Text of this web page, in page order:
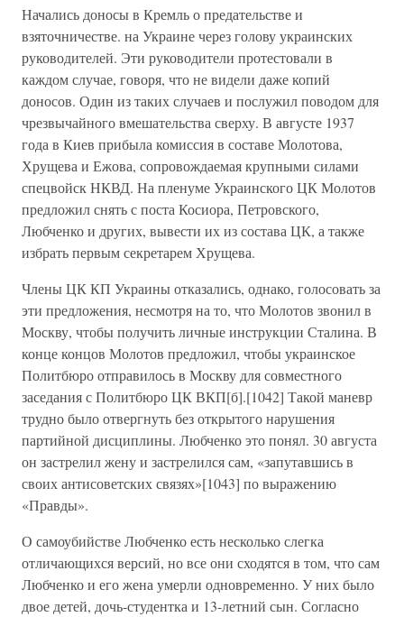
Начались доносы в Кремль о предательстве и
взяточничестве. на Украине через голову украинских
руководителей. Эти руководители протестовали в
каждом случае, говоря, что не видели даже копий
доносов. Один из таких случаев и послужил поводом для
чрезвычайного вмешательства сверху. В августе 1937
года в Киев прибыла комиссия в составе Молотова,
Хрущева и Ежова, сопровождаемая крупными силами
спецвойск НКВД. На пленуме Украинского ЦК Молотов
предложил снять с поста Косиора, Петровского,
Любченко и других, вывести их из состава ЦК, а также
избрать первым секретарем Хрущева.
Члены ЦК КП Украины отказались, однако, голосовать за
эти предложения, несмотря на то, что Молотов звонил в
Москву, чтобы получить личные инструкции Сталина. В
конце концов Молотов предложил, чтобы украинское
Политбюро отправилось в Москву для совместного
заседания с Политбюро ЦК ВКП[б].[1042] Такой маневр
трудно было отвергнуть без открытого нарушения
партийной дисциплины. Любченко это понял. 30 августа
он застрелил жену и застрелился сам, «запутавшись в
своих антисоветских связях»[1043] по выражению
«Правды».
О самоубийстве Любченко есть несколько слегка
отличающихся версий, но все они сходятся в том, что сам
Любченко и его жена умерли одновременно. У них было
двое детей, дочь-студентка и 13-летний сын. Согласно